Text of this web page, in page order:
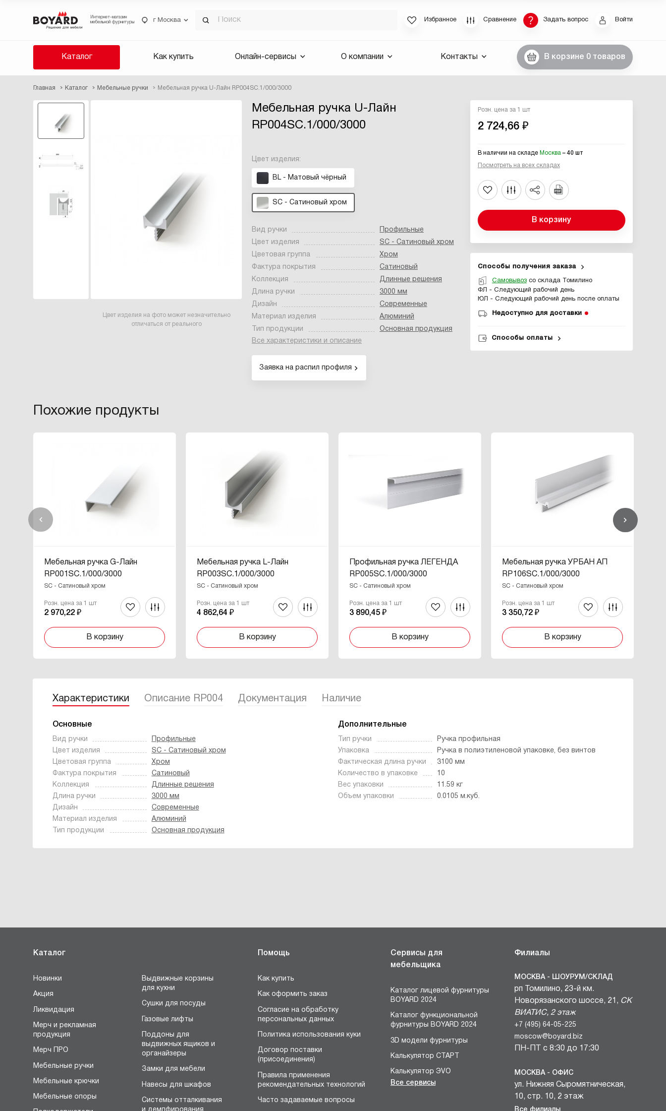
Интернет-магазин
мебельной фурнитуры
г Москва Избранное Сравнение Задать вопрос Войти
Каталог Как купить Онлайн-сервисы О компании Контакты В корзине 0 товаров
Главная Каталог Мебельные ручки Мебельная ручка U-Лайн RP004SC.1/000/3000
Мебельная ручка U-Лайн
RP004SC.1/000/3000
Цвет изделия на фото может незначительно
отличаться от реального
Цвет изделия:
BL - Матовый чёрный
SC - Сатиновый хром
Вид ручки
Профильные
Цвет изделия
SC - Сатиновый хром
Цветовая группа
Хром
Фактура покрытия
Сатиновый
Коллекция
Длинные решения
Длина ручки
3000 мм
Дизайн
Современные
Материал изделия
Алюминий
Тип продукции
Основная продукция
Все характеристики и описание
Заявка на распил профиля
Розн. цена за 1 шт
2 724,66 ₽
В наличии на складе Москва – 40 шт
Посмотреть на всех складах
В корзину
Способы получения заказа
Самовывозсо склада Томилино
ФЛ - Следующий рабочий день
ЮЛ - Следующий рабочий день после оплаты
Недоступно для доставки
Способы оплаты
Похожие продукты
Мебельная ручка G-Лайн
RP001SC.1/000/3000
SC - Сатиновый хром
Розн. цена за 1 шт
2 970,22 ₽
В корзину
Мебельная ручка L-Лайн
RP003SC.1/000/3000
SC - Сатиновый хром
Розн. цена за 1 шт
4 862,64 ₽
В корзину
Профильная ручка ЛЕГЕНДА
RP005SC.1/000/3000
SC - Сатиновый хром
Розн. цена за 1 шт
3 890,45 ₽
В корзину
Мебельная ручка УРБАН АП
RP106SC.1/000/3000
SC - Сатиновый хром
Розн. цена за 1 шт
3 350,72 ₽
В корзину
Характеристики Описание RP004 Документация Наличие
Основные
Вид ручки
Профильные
Цвет изделия
SC - Сатиновый хром
Цветовая группа
Хром
Фактура покрытия
Сатиновый
Коллекция
Длинные решения
Длина ручки
3000 мм
Дизайн
Современные
Материал изделия
Алюминий
Тип продукции
Основная продукция
Дополнительные
Тип ручки
Ручка профильная
Упаковка
Ручка в полиэтиленовой упаковке, без винтов
Фактическая длина ручки
3100 мм
Количество в упаковке
10
Вес упаковки
11.59 кг
Объем упаковки
0.0105 м.куб.
Каталог
Новинки
Акция
Ликвидация
Мерч и рекламная
продукция
Мерч ПРО
Мебельные ручки
Мебельные крючки
Мебельные опоры
Выдвижные корзины
для кухни
Сушки для посуды
Газовые лифты
Поддоны для
выдвижных ящиков и
органайзеры
Замки для мебели
Навесы для шкафов
Системы отталкивания
Помощь
Как купить
Как оформить заказ
Согласие на обработку
персональных данных
Политика использования куки
Договор поставки
(присоединения)
Правила применения
рекомендательных технологий
Часто задаваемые вопросы
Сервисы для
мебельщика
Каталог лицевой фурнитуры
BOYARD 2024
Каталог функциональной
фурнитуры BOYARD 2024
3D модели фурнитуры
Калькулятор СТАРТ
Калькулятор ЭVO
Конструктор БЛОКИ
Все сервисы
Филиалы
МОСКВА - ШОУРУМ/СКЛАД
рп Томилино, 23-й км.
Новорязанского шоссе, 21, СК
ВИАТИС, 2 этаж
+7 (495) 64-05-225
moscow@boyard.biz
ПН-ПТ с 8:30 до 17:30
МОСКВА - ОФИС
ул. Нижняя Сыромятническая,
10, стр. 10, 2 этаж
+7 (495) 64-05-225
Восстановление пароля
Если вы забыли пароль, введите E-Mail. Контрольная строка
для смены пароля, а также ваши регистрационные данные,
будут высланы вам по E-Mail.
Выслать ссылку для восстановления